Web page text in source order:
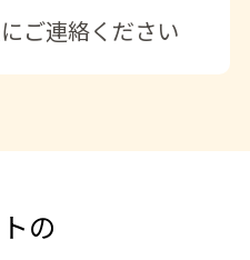
ご連絡ください
の